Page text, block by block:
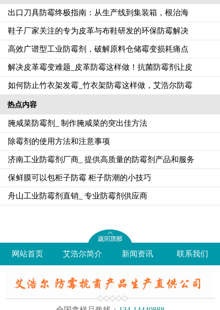
出口刀具防霉终极指南：从生产线到集装箱，根治海
鞋子厂家关注的专为皮革与布鞋研发的环保防霉解决
高效广谱型工业防霉剂，破解原料仓储霉变损耗痛点
解决皮革霉变难题_皮革防霉这样做！抗菌防霉剂让皮
如何防止竹衣架发霉_竹衣架防霉这样做，艾浩尔防霉
热点内容
腌咸菜防霉剂_ 制作腌咸菜的突出佳方法
除霉剂的使用方法和注意事项
济南工业防霉剂厂商_ 提供高质量的防霉剂产品和服务
保鲜膜可以包柜子防霉 柜子防潮的小技巧
舟山工业防霉剂直销_ 专业防霉剂供应商
网站首页 艾浩尔简介 新闻资讯 联系我们